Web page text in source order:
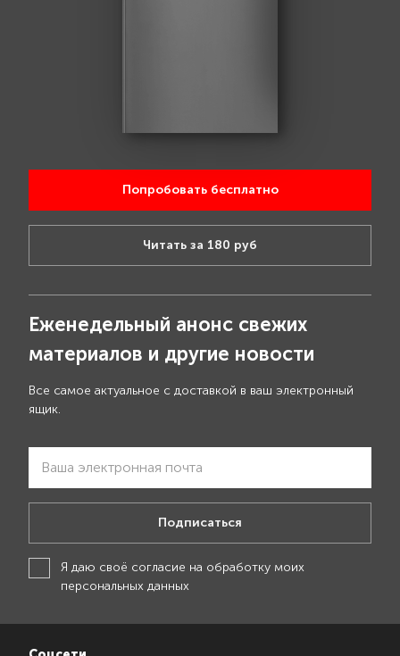
Попробовать бесплатно
Читать за 180 руб
Еженедельный анонс свежих
материалов и другие новости
Все самое актуальное с доставкой в ваш электронный
ящик.
Подписаться
Я даю своё согласие на обработку моих
персональных данных